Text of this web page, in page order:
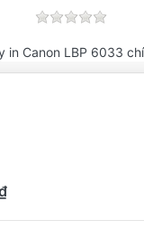
in Canon LBP 6033